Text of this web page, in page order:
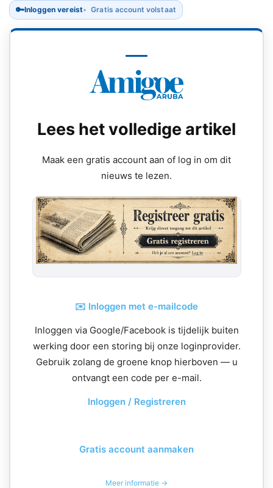
🔑Inloggen vereist Gratis account volstaat
Lees het volledige artikel
Maak een gratis account aan of log in om dit
nieuws te lezen.
✉️ Inloggen met e-mailcode
Inloggen via Google/Facebook is tijdelijk buiten
werking door een storing bij onze loginprovider.
Gebruik zolang de groene knop hierboven — u
ontvangt een code per e-mail.
Inloggen / Registreren
Gratis account aanmaken
Meer informatie →